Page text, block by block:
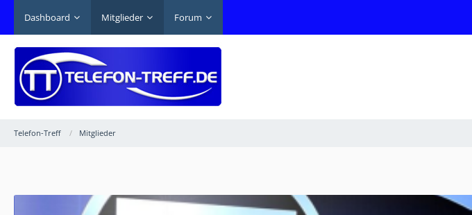
Dashboard Mitglieder Forum
Telefon-Treff Mitglieder